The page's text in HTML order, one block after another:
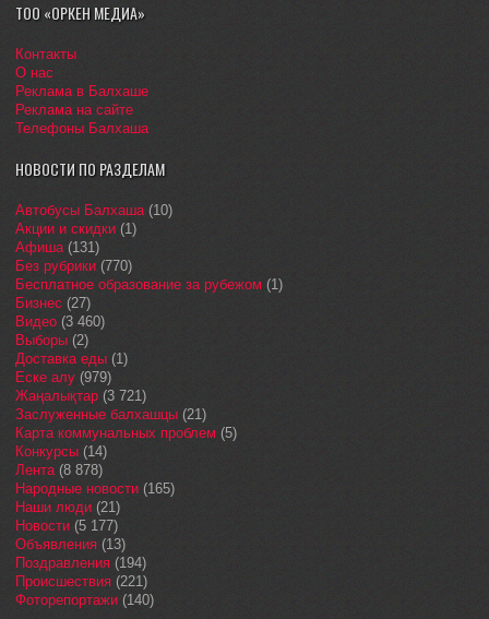
ТОО «ОРКЕН МЕДИА»
Контакты
О нас
Реклама в Балхаше
Реклама на сайте
Телефоны Балхаша
НОВОСТИ ПО РАЗДЕЛАМ
Автобусы Балхаша(10)
Акции и скидки (1)
Афиша(131)
Без рубрики (770)
Бесплатное образование за рубежом (1)
Бизнес (27)
Видео (3 460)
Выборы (2)
Доставка еды (1)
Еске алу (979)
Жаңалықтар (3 721)
Заслуженные балхашцы (21)
Карта коммунальных проблем (5)
Конкурсы (14)
Лента(8 878)
Народные новости (165)
Наши люди (21)
Новости (5 177)
Объявления (13)
Поздравления (194)
Происшествия (221)
Фоторепортажи (140)